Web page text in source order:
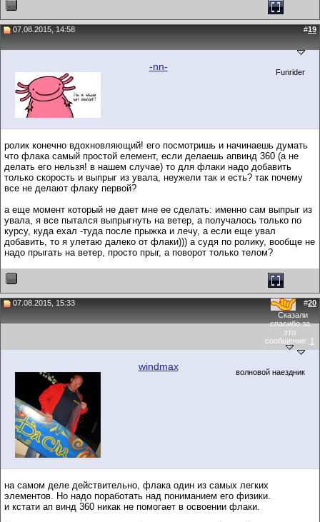
07.08.2015, 14:58 #19
-nn- Funrider
ролик конечно вдохновляющий! его посмотришь и начинаешь думать
что флака самый простой елемент, если делаешь апвинд 360 (а не
делать его нельзя! в нашем случае) то для флаки надо добавить
только скорость и выпрыг из увала, неужели так и есть? так почему
все не делают флаку первой?
а еще момент который не дает мне ее сделать: именно сам выпрыг из
увала, я все пытался выпрыгнуть на ветер, а получалось только по
курсу, куда ехал -туда после прыжка и лечу, а если еще увал
добавить, то я улетаю далеко от флаки))) а судя по ролику, вообще не
надо прыгать на ветер, просто прыг, а поворот только телом?
07.08.2015, 15:33 #20
Сказали
спасибо за
это
сообщение: 1
windmax волновой наездник
на самом деле действительно, флака один из самых легких
элементов. Но надо поработать над пониманием его физики.
и кстати ап винд 360 никак не помогает в освоении флаки.